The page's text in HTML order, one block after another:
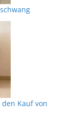
Kauf von